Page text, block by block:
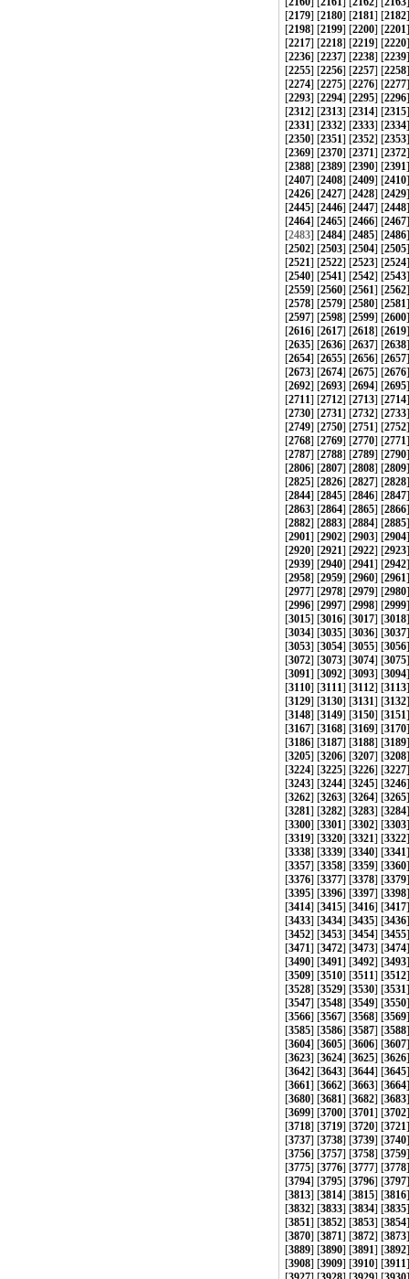
[2179] [2180] [2181] [2182
[2198] [2199] [2200] [2201
[2217] [2218] [2219] [2220
[2236] [2237] [2238] [2239
[2255] [2256] [2257] [2258
[2274] [2275] [2276] [2277
[2293] [2294] [2295] [2296
[2312] [2313] [2314] [2315
[2331] [2332] [2333] [2334
[2350] [2351] [2352] [2353
[2369] [2370] [2371] [2372
[2388] [2389] [2390] [2391
[2407] [2408] [2409] [2410
[2426] [2427] [2428] [2429
[2445] [2446] [2447] [2448
[2464] [2465] [2466] [2467
[2483] [2484] [2485] [2486
[2502] [2503] [2504] [2505
[2521] [2522] [2523] [2524
[2540] [2541] [2542] [2543
[2559] [2560] [2561] [2562
[2578] [2579] [2580] [2581
[2597] [2598] [2599] [2600
[2616] [2617] [2618] [2619
[2635] [2636] [2637] [2638
[2654] [2655] [2656] [2657
[2673] [2674] [2675] [2676
[2692] [2693] [2694] [2695
[2711] [2712] [2713] [2714
[2730] [2731] [2732] [2733
[2749] [2750] [2751] [2752
[2768] [2769] [2770] [2771
[2787] [2788] [2789] [2790
[2806] [2807] [2808] [2809
[2825] [2826] [2827] [2828
[2844] [2845] [2846] [2847
[2863] [2864] [2865] [2866
[2882] [2883] [2884] [2885
[2901] [2902] [2903] [2904
[2920] [2921] [2922] [2923
[2939] [2940] [2941] [2942
[2958] [2959] [2960] [2961
[2977] [2978] [2979] [2980
[2996] [2997] [2998] [2999
[3015] [3016] [3017] [3018
[3034] [3035] [3036] [3037
[3053] [3054] [3055] [3056
[3072] [3073] [3074] [3075
[3091] [3092] [3093] [3094
[3110] [3111] [3112] [3113
[3129] [3130] [3131] [3132
[3148] [3149] [3150] [3151
[3167] [3168] [3169] [3170
[3186] [3187] [3188] [3189
[3205] [3206] [3207] [3208
[3224] [3225] [3226] [3227
[3243] [3244] [3245] [3246
[3262] [3263] [3264] [3265
[3281] [3282] [3283] [3284
[3300] [3301] [3302] [3303
[3319] [3320] [3321] [3322
[3338] [3339] [3340] [3341
[3357] [3358] [3359] [3360
[3376] [3377] [3378] [3379
[3395] [3396] [3397] [3398
[3414] [3415] [3416] [3417
[3433] [3434] [3435] [3436
[3452] [3453] [3454] [3455
[3471] [3472] [3473] [3474
[3490] [3491] [3492] [3493
[3509] [3510] [3511] [3512
[3528] [3529] [3530] [3531
[3547] [3548] [3549] [3550
[3566] [3567] [3568] [3569
[3585] [3586] [3587] [3588
[3604] [3605] [3606] [3607
[3623] [3624] [3625] [3626
[3642] [3643] [3644] [3645
[3661] [3662] [3663] [3664
[3680] [3681] [3682] [3683
[3699] [3700] [3701] [3702
[3718] [3719] [3720] [3721
[3737] [3738] [3739] [3740
[3756] [3757] [3758] [3759
[3775] [3776] [3777] [3778
[3794] [3795] [3796] [3797
[3813] [3814] [3815] [3816
[3832] [3833] [3834] [3835
[3851] [3852] [3853] [3854
[3870] [3871] [3872] [3873
[3889] [3890] [3891] [3892
[3908] [3909] [3910] [3911